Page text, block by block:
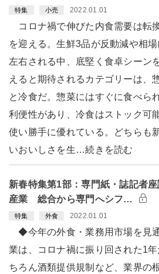
特集 小売 2022.01.01
コロナ禍で伸びた内食需要は転
を迎える。生鮮3品が反動減や相場
左右される中、底堅く食卓シーン
えると期待されるカテゴリーは、
と冷食だ。惣菜にはすぐに食べら
利便性があり、冷食はストック可
使い勝手に優れている。どちらも
いおいしさを生…続きを読む
新春特集第1部：専門紙・誌記者
産業 総合から専門へシフ…
特集 外食 2022.01.01
◆今年の外食・業務用市場を見
業は、コロナ禍に振り回された1
ちろん酒類提供規制など、業界の